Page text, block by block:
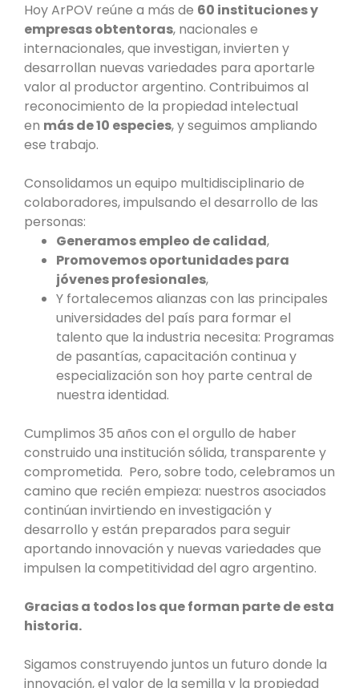
Hoy ArPOV reúne a más de 60 instituciones y
empresas obtentoras, nacionales e
internacionales, que investigan, invierten y
desarrollan nuevas variedades para aportarle
valor al productor argentino. Contribuimos al
reconocimiento de la propiedad intelectual
en más de 10 especies, y seguimos ampliando
ese trabajo.
Consolidamos un equipo multidisciplinario de
colaboradores, impulsando el desarrollo de las
personas:
Generamos empleo de calidad,
Promovemos oportunidades para
jóvenes profesionales,
Y fortalecemos alianzas con las principales
universidades del país para formar el
talento que la industria necesita: Programas
de pasantías, capacitación continua y
especialización son hoy parte central de
nuestra identidad.
Cumplimos 35 años con el orgullo de haber
construido una institución sólida, transparente y
comprometida. Pero, sobre todo, celebramos un
camino que recién empieza: nuestros asociados
continúan invirtiendo en investigación y
desarrollo y están preparados para seguir
aportando innovación y nuevas variedades que
impulsen la competitividad del agro argentino.
Gracias a todos los que forman parte de esta
historia.
Sigamos construyendo juntos un futuro donde la
innovación, el valor de la semilla y la propiedad